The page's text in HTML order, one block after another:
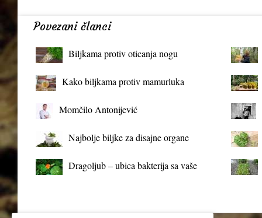
Povezani članci
Biljkama protiv oticanja nogu
Kako biljkama protiv mamurluka
Momčilo Antonijević
Najbolje biljke za disajne organe
Dragoljub – ubica bakterija sa vaše